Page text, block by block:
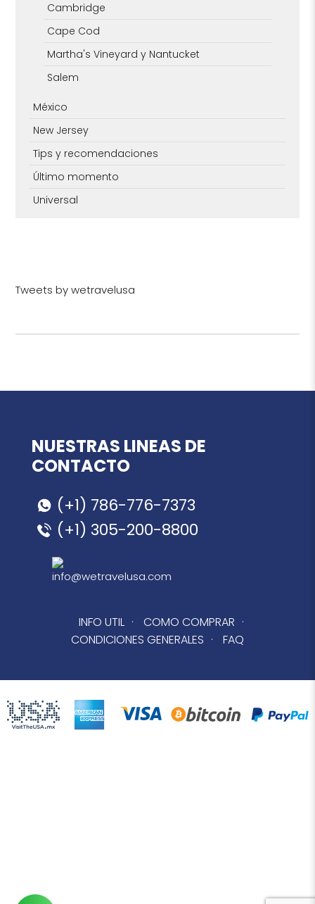
Cambridge
Cape Cod
Martha's Vineyard y Nantucket
Salem
México
New Jersey
Tips y recomendaciones
Último momento
Universal
Tweets by wetravelusa
NUESTRAS LINEAS DE
CONTACTO
(+1) 786-776-7373
(+1) 305-200-8800
info@wetravelusa.com
INFO UTIL · COMO COMPRAR ·
CONDICIONES GENERALES · FAQ